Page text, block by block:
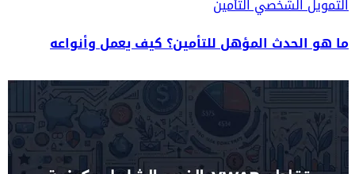
التمويل الشخصيالتأمين
ما هو الحدث المؤهل للتأمين؟ كيف يعمل وأنواعه